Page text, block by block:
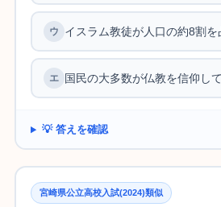
イスラム教徒が人口の約8割を
国民の大多数が仏教を信仰して
💡 答えを確認
宮崎県公立高校入試(2024)類似